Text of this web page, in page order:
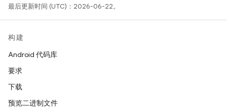
最后更新时间 (UTC)：2026-06-22。
构建
Android 代码库
要求
下载
预览二进制文件